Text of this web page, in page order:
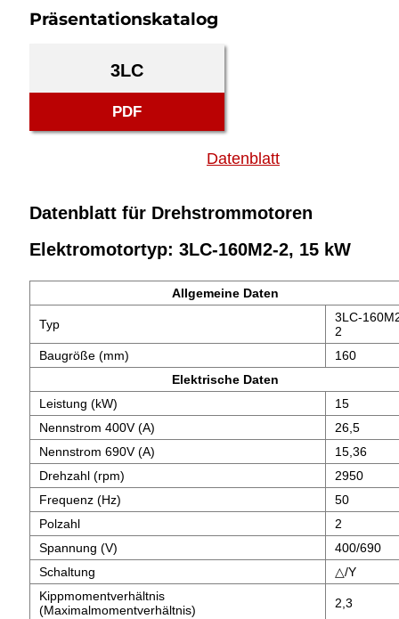
Präsentationskatalog
3LC
PDF
Datenblatt
Datenblatt für Drehstrommotoren
Elektromotortyp: 3LC-160M2-2, 15 kW
Allgemeine Daten
Typ
3LC-
2
Baugröße (mm)
160
Elektrische Daten
Leistung (kW)
15
Nennstrom 400V (A)
26,5
Nennstrom 690V (A)
15,36
Drehzahl (rpm)
2950
Frequenz (Hz)
50
Polzahl
2
Spannung (V)
400/690
Schaltung
△/Y
Kippmomentverhältnis
(Maximalmomentverhältnis)
2,3